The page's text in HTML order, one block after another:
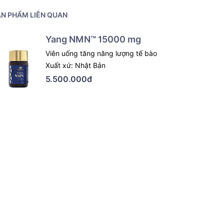
PHẨM LIÊN QUAN
Yang NMN™ 15000 mg
Viên uống tăng năng lượng tế bào
Xuất xứ: Nhật Bản
5.500.000đ